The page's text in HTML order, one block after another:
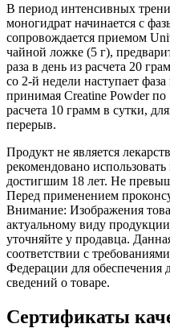
В период интенсивных
моногидрат начинается с
сопровождается приемом
чайной ложке (5 г),
раза в день из расчета 20
со 2-й недели наступает
принимая Creatine Powder по
расчета 10 грамм в сутки,
перерыв.
Продукт не является
рекомендовано
достигшим 18 лет. Не
Перед применением
Внимание: Изображения
актуальному виду
уточняйте у продавца.
соответствии с
Федерации для обеспечения
сведений о товаре.
Сертификаты